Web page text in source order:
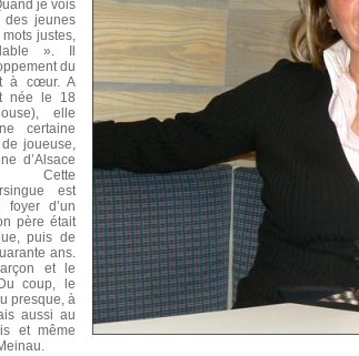
je vois
des jeunes
justes,
». Il
du
à cœur. A
née le 18
elle
certaine
joueuse,
d’Alsace
Cette
est
d’un
père était
puis de
ans.
et le
coup, le
presque, à
aussi au
et même